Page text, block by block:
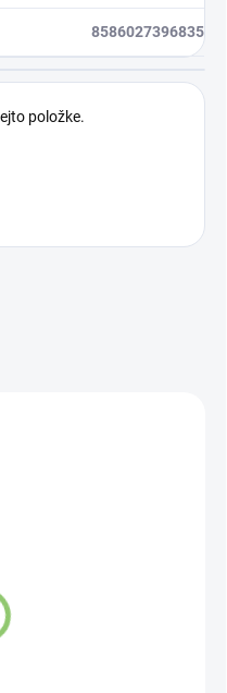
8586027396835
položke.